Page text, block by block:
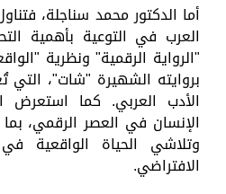
أما الدكتور محمد سناجلة،
العرب في التوعية بأهمية
"الرواية الرقمية" ونظرية
بروايته الشهيرة "شات"،
الأدب العربي. كما استعرض
الإنسان في العصر الرقمي،
وتلاشي الحياة الواقعية
الافتراضي.